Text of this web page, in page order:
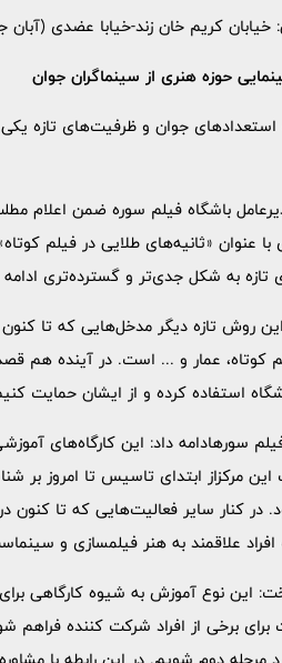
کریم خان زند-خیابا عضدی (آبان
حوزه هنری از سینماگران جوان
جوان و ظرفیت‌های تازه
باشگاه فیلم سوره ضمن اعلام مطلب
عنوان «ثانیه‌های طلایی در فیلم
به شکل جدی‌تر و گسترده‌تری
روش تازه دیگر مدخل‌هایی که تا کنون
کوتاه، عمار و ... است. در آینده هم
استفاده کرده و از ایشان حمایت
سورهادامه داد: این کارگاه‌های
این مرکزاز ابتدای تاسیس تا امروز بر
در کنار سایر فعالیت‌هایی که تا کنون
علاقمند به هنر فیلمسازی و
این نوع آموزش به شیوه کارگاهی
برخی از افراد شرکت کننده فراهم